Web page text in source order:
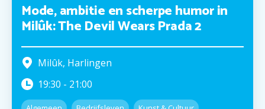
Mode, ambitie en scherpe humor in
Milûk: The Devil Wears Prada 2
Milûk, Harlingen
19:30 - 21:00